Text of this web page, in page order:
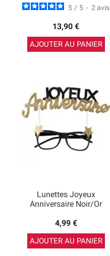
5 / 5 - 2 avis
13,90 €
AJOUTER AU PANIER
Lunettes Joyeux
Anniversaire Noir/Or
4,99 €
AJOUTER AU PANIER